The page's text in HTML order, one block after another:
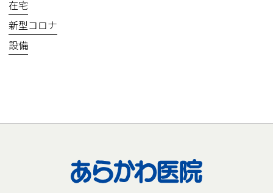
在宅
新型コロナ
設備